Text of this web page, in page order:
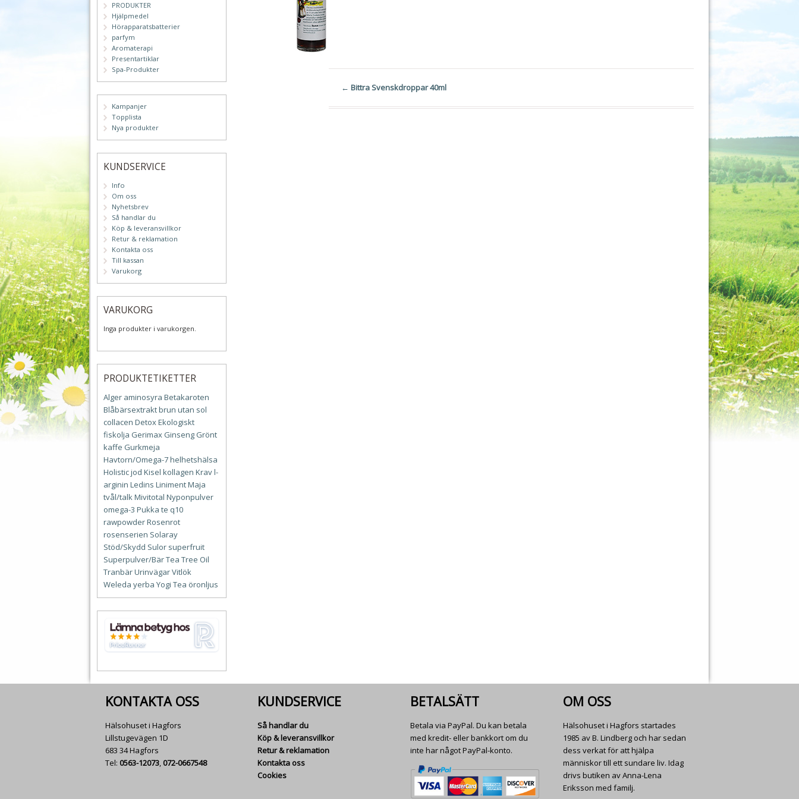
← Bittra Svenskdroppar 40ml
PRODUKTER
Hjälpmedel
Hörapparatsbatterier
parfym
Aromaterapi
Presentartiklar
Spa-Produkter
Kampanjer
Topplista
Nya produkter
KUNDSERVICE
Info
Om oss
Nyhetsbrev
Så handlar du
Köp & leveransvillkor
Retur & reklamation
Kontakta oss
Till kassan
Varukorg
VARUKORG
Inga produkter i varukorgen.
PRODUKTETIKETTER
Alger aminosyra Betakaroten
Blåbärsextraktbrun utan sol
collacen DetoxEkologiskt
fiskolja Gerimax Ginseng Grönt
kaffe Gurkmeja
Havtorn/Omega-7helhetshälsa
Holisticjod Kisel kollagen Kravl-
arginin Ledins LinimentMaja
tvål/talkMivitotal Nyponpulver
omega-3 Pukka te q10
rawpowderRosenrot
rosenserien Solaray
Stöd/Skydd Sulor superfruit
Superpulver/BärTea Tree Oil
TranbärUrinvägarVitlök
Weleda yerba Yogi Tea öronljus
KONTAKTA OSS
Hälsohuset i Hagfors
Lillstugevägen 1D
683 34 Hagfors
Tel: 0563-12073,072-0667548
KUNDSERVICE
Så handlar du
Köp & leveransvillkor
Retur & reklamation
Kontakta oss
Cookies
BETALSÄTT
Betala via PayPal. Du kan betala
med kredit- eller bankkort om du
inte har något PayPal-konto.
OM OSS
Hälsohuset i Hagfors startades
1985 av B. Lindberg och har sedan
dess verkat för att hjälpa
människor till ett sundare liv. Idag
drivs butiken av Anna-Lena
Eriksson med familj.